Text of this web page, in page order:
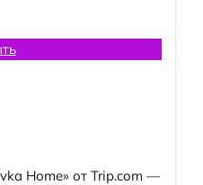
Home» от Trip.com —